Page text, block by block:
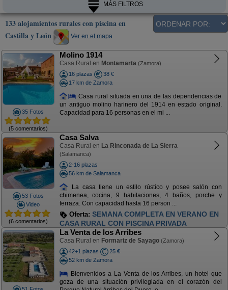
MÁS FILTROS
133 alojamientos rurales con piscina en
Castilla y León
Ver en el mapa
35 Fotos
(5 comentarios)
Molino 1914
Casa Rural en Montamarta (Zamora)
16 plazas
38 €
17 km de Zamora
Casa rural situada en una de las dependencias de
un antiguo molino harinero del 1914 en estado original.
Capacidad para 16 personas en el mi ...
53 Fotos
Video
(6 comentarios)
Casa Salva
Casa Rural en La Rinconada de La Sierra
(Salamanca)
2-16 plazas
56 km de Salamanca
La casa tiene un estilo rústico y posee salón con
chimenea, cocina, 9 habitaciones, 4 baños, porche y
terraza. Con capacidad hasta 16 person ...
Oferta: SEMANA COMPLETA EN VERANO EN
CASA RURAL CON PISCINA PRIVADA
La Venta de los Arribes
Casa Rural en Formariz de Sayago (Zamora)
42+1 plazas
25 €
52 km de Zamora
Bienvenidos a La Venta de los Arribes, un hotel que
goza de una situación privilegiada en el corazón del